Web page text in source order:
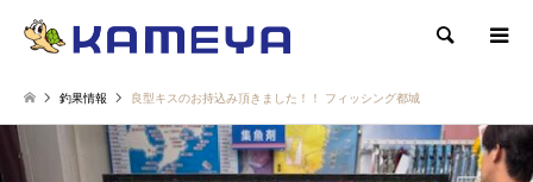
検索
釣果情報 良型キスのお持込み頂きました！！ フィッシング都城